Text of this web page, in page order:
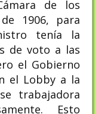
de los
1906, para
tenía la
de voto a las
el Gobierno
el Lobby a la
trabajadora
Esto